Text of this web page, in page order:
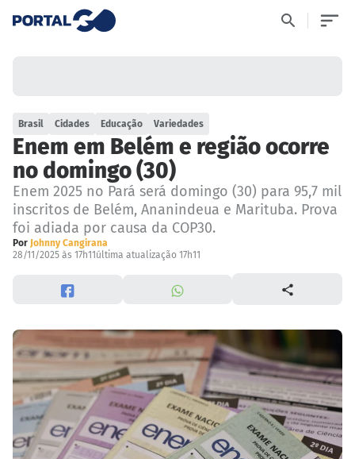
Brasil Cidades Educação Variedades
Enem em Belém e região ocorre
no domingo (30)
Enem 2025 no Pará será domingo (30) para 95,7 mil
inscritos de Belém, Ananindeua e Marituba. Prova
foi adiada por causa da COP30.
Por Johnny Cangirana
28/11/2025 às 17h11 última atualização 17h11